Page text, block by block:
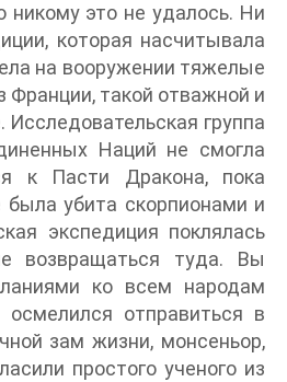
никому это не удалось. Ни
которая насчитывала
на вооружении тяжелые
Франции, такой отважной и
Исследовательская группа
Наций не смогла
к Пасти Дракона, пока
была убита скорпионами и
экспедиция поклялась
возвращаться туда. Вы
ко всем народам
отправиться в
зам жизни, монсеньор,
простого ученого из